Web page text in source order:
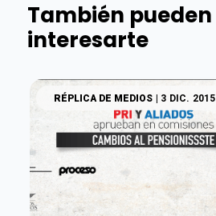
También pueden
interesarte
RÉPLICA DE MEDIOS | 3 DIC. 2015